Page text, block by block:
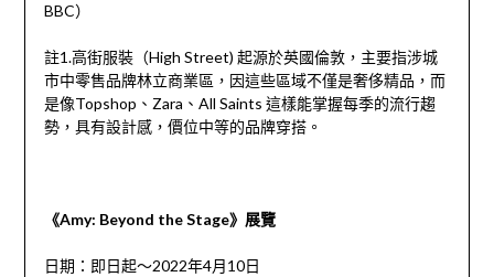
BBC）
註1.高街服裝（High Street) 起源於英國倫敦，主要指涉城
市中零售品牌林立商業區，因這些區域不僅是奢侈精品，而
是像Topshop、Zara、All Saints 這樣能掌握每季的流行趨
勢，具有設計感，價位中等的品牌穿搭。
《Amy: Beyond the Stage》展覽
日期：即日起～2022年4月10日